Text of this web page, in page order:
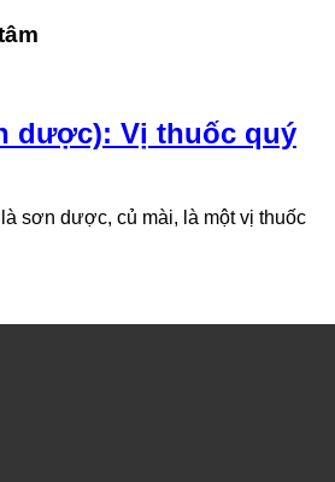
dược): Vị thuốc quý
sơn dược, củ mài, là một vị thuốc